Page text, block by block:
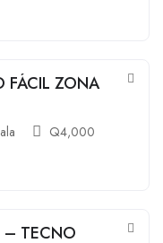
FÁCIL ZONA
Q4,000
– TECNO